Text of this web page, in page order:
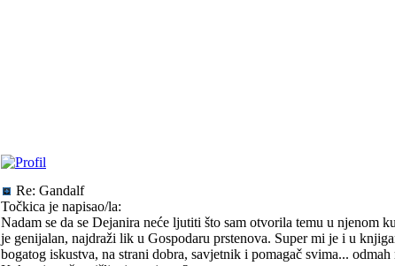
Re: Gandalf
Točkica je napisao/la:
Nadam se da se Dejanira neće ljutiti što sam otvorila temu u njenom
je genijalan, najdraži lik u Gospodaru prstenova. Super mi je i u
bogatog iskustva, na strani dobra, savjetnik i pomagač svima... odmah